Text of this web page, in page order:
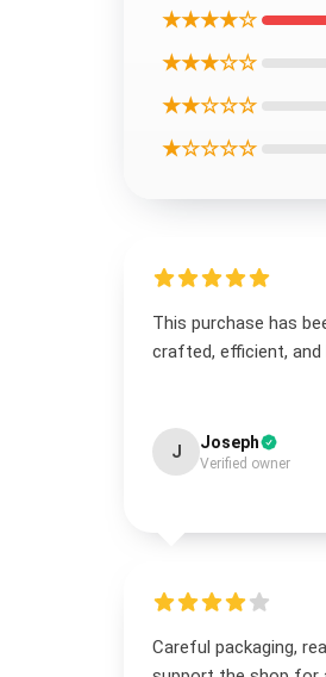
★★★★☆
★★★☆☆
★★☆☆☆
★☆☆☆☆
This purchase has
crafted, efficient, and
J Joseph
Verified owner
Careful packaging,